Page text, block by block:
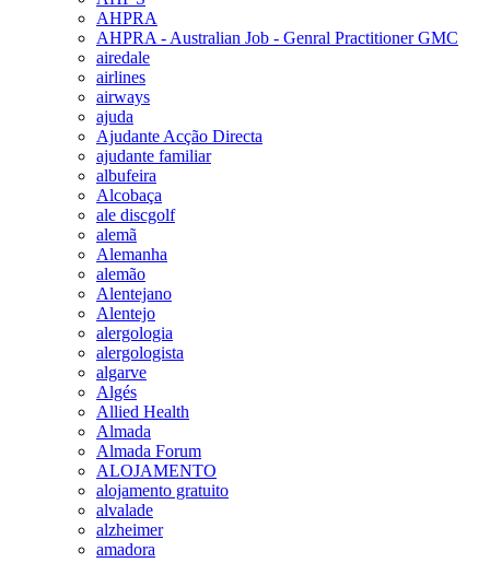
AHPRA
AHPRA - Australian Job - Genral Practitioner GMC
airedale
airlines
airways
ajuda
Ajudante Acção Directa
ajudante familiar
albufeira
Alcobaça
ale discgolf
alemã
Alemanha
alemão
Alentejano
Alentejo
alergologia
alergologista
algarve
Algés
Allied Health
Almada
Almada Forum
ALOJAMENTO
alojamento gratuito
alvalade
alzheimer
amadora